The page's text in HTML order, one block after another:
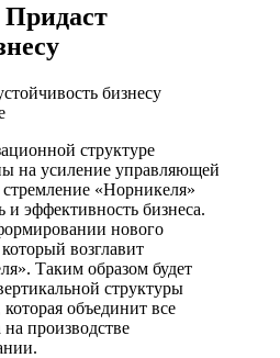
структуре
на усиление управляющей
«Норникеля»
и эффективность бизнеса.
нового
возглавит
Таким образом будет
структуры
объединит все
производстве